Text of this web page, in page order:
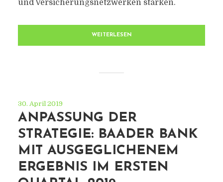
und Versicherungsnetzwerken stärken.
WEITERLESEN
30. April 2019
ANPASSUNG DER
STRATEGIE: BAADER BANK
MIT AUSGEGLICHENEM
ERGEBNIS IM ERSTEN